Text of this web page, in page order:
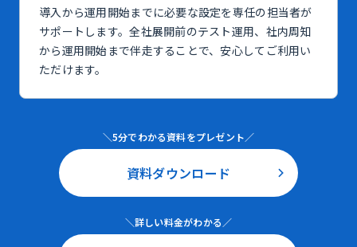
＼5分でわかる資料をプレゼント／
資料ダウンロード
＼詳しい料金がわかる／
導入から運用開始までに必要な設定を専任の担当者が
サポートします。全社展開前のテスト運用、社内周知
から運用開始まで伴走することで、安心してご利用い
ただけます。